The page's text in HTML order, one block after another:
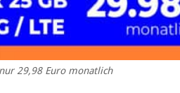
29,98 Euro monatlich